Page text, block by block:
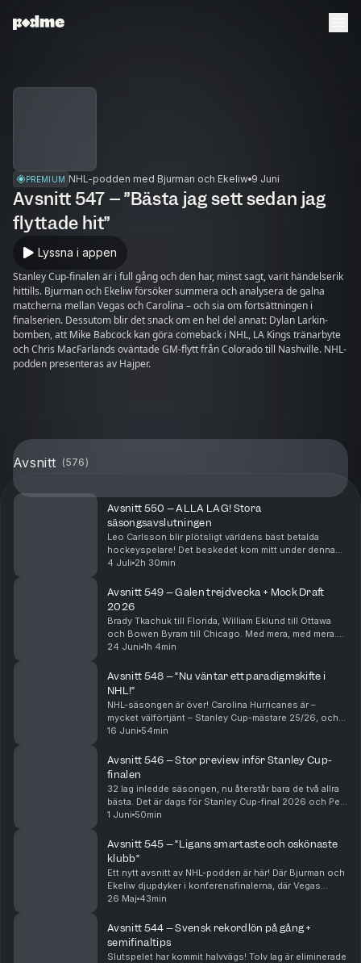
PREMIUM NHL-podden med Bjurman och Ekeliw 9 Juni
Avsnitt 547 – ”Bästa jag sett sedan jag
flyttade hit”
Lyssna i appen
Stanley Cup-finalen är i full gång och den har, minst sagt, varit händelserik
hittills. Bjurman och Ekeliw försöker summera och analysera de galna
matcherna mellan Vegas och Carolina – och sia om fortsättningen i
finalserien. Dessutom blir det snack om en hel del annat: Dylan Larkin-
bomben, att Mike Babcock kan göra comeback i NHL, LA Kings tränarbyte
och Chris MacFarlands oväntade GM-flytt från Colorado till Nashville. NHL-
podden presenteras av Hajper.
Avsnitt (576)
Avsnitt 550 – ALLA LAG! Stora
säsongsavslutningen
Leo Carlsson blir plötsligt världens bäst betalda
hockeyspelare! Det beskedet kom mitt under denna
inspelning, men klipps in i börja av avsnittet. Ni får
4 Juli 2h 30min
Avsnitt 549 – Galen trejdvecka + Mock Draft
2026
Brady Tkachuk till Florida, William Eklund till Ottawa
och Bowen Byram till Chicago. Med mera, med mera.
Per Bjurman och Jonathan Ekeliw har flera stekheta
24 Juni 1h 4min
Avsnitt 548 – ”Nu väntar ett paradigmskifte i
NHL!”
NHL-säsongen är över! Carolina Hurricanes är –
mycket välförtjänt – Stanley Cup-mästare 25/26, och
Per Bjurman och Jonathan Ekeliw djupanalyserar
klu...
16 Juni 54min
Avsnitt 546 – Stor preview inför Stanley Cup-
finalen
32 lag inledde säsongen, nu återstår bara de två allra
bästa. Det är dags för Stanley Cup-final 2026 och Per
Bjurman och Jonathan Ekeliw djupanalyserar Carolina
1 Juni 50min
Avsnitt 545 – ”Ligans smartaste och oskönaste
klubb”
Ett nytt avsnitt av NHL-podden är här! Där Bjurman och
Ekeliw djupdyker i konferensfinalerna, där Vegas
sensationellt nog är på väg att göra processen kort
26 Maj 43min
Avsnitt 544 – Svensk rekordlön på gång +
semifinaltips
Slutspelet har kommit halvvägs! Tolv lag är eliminerade